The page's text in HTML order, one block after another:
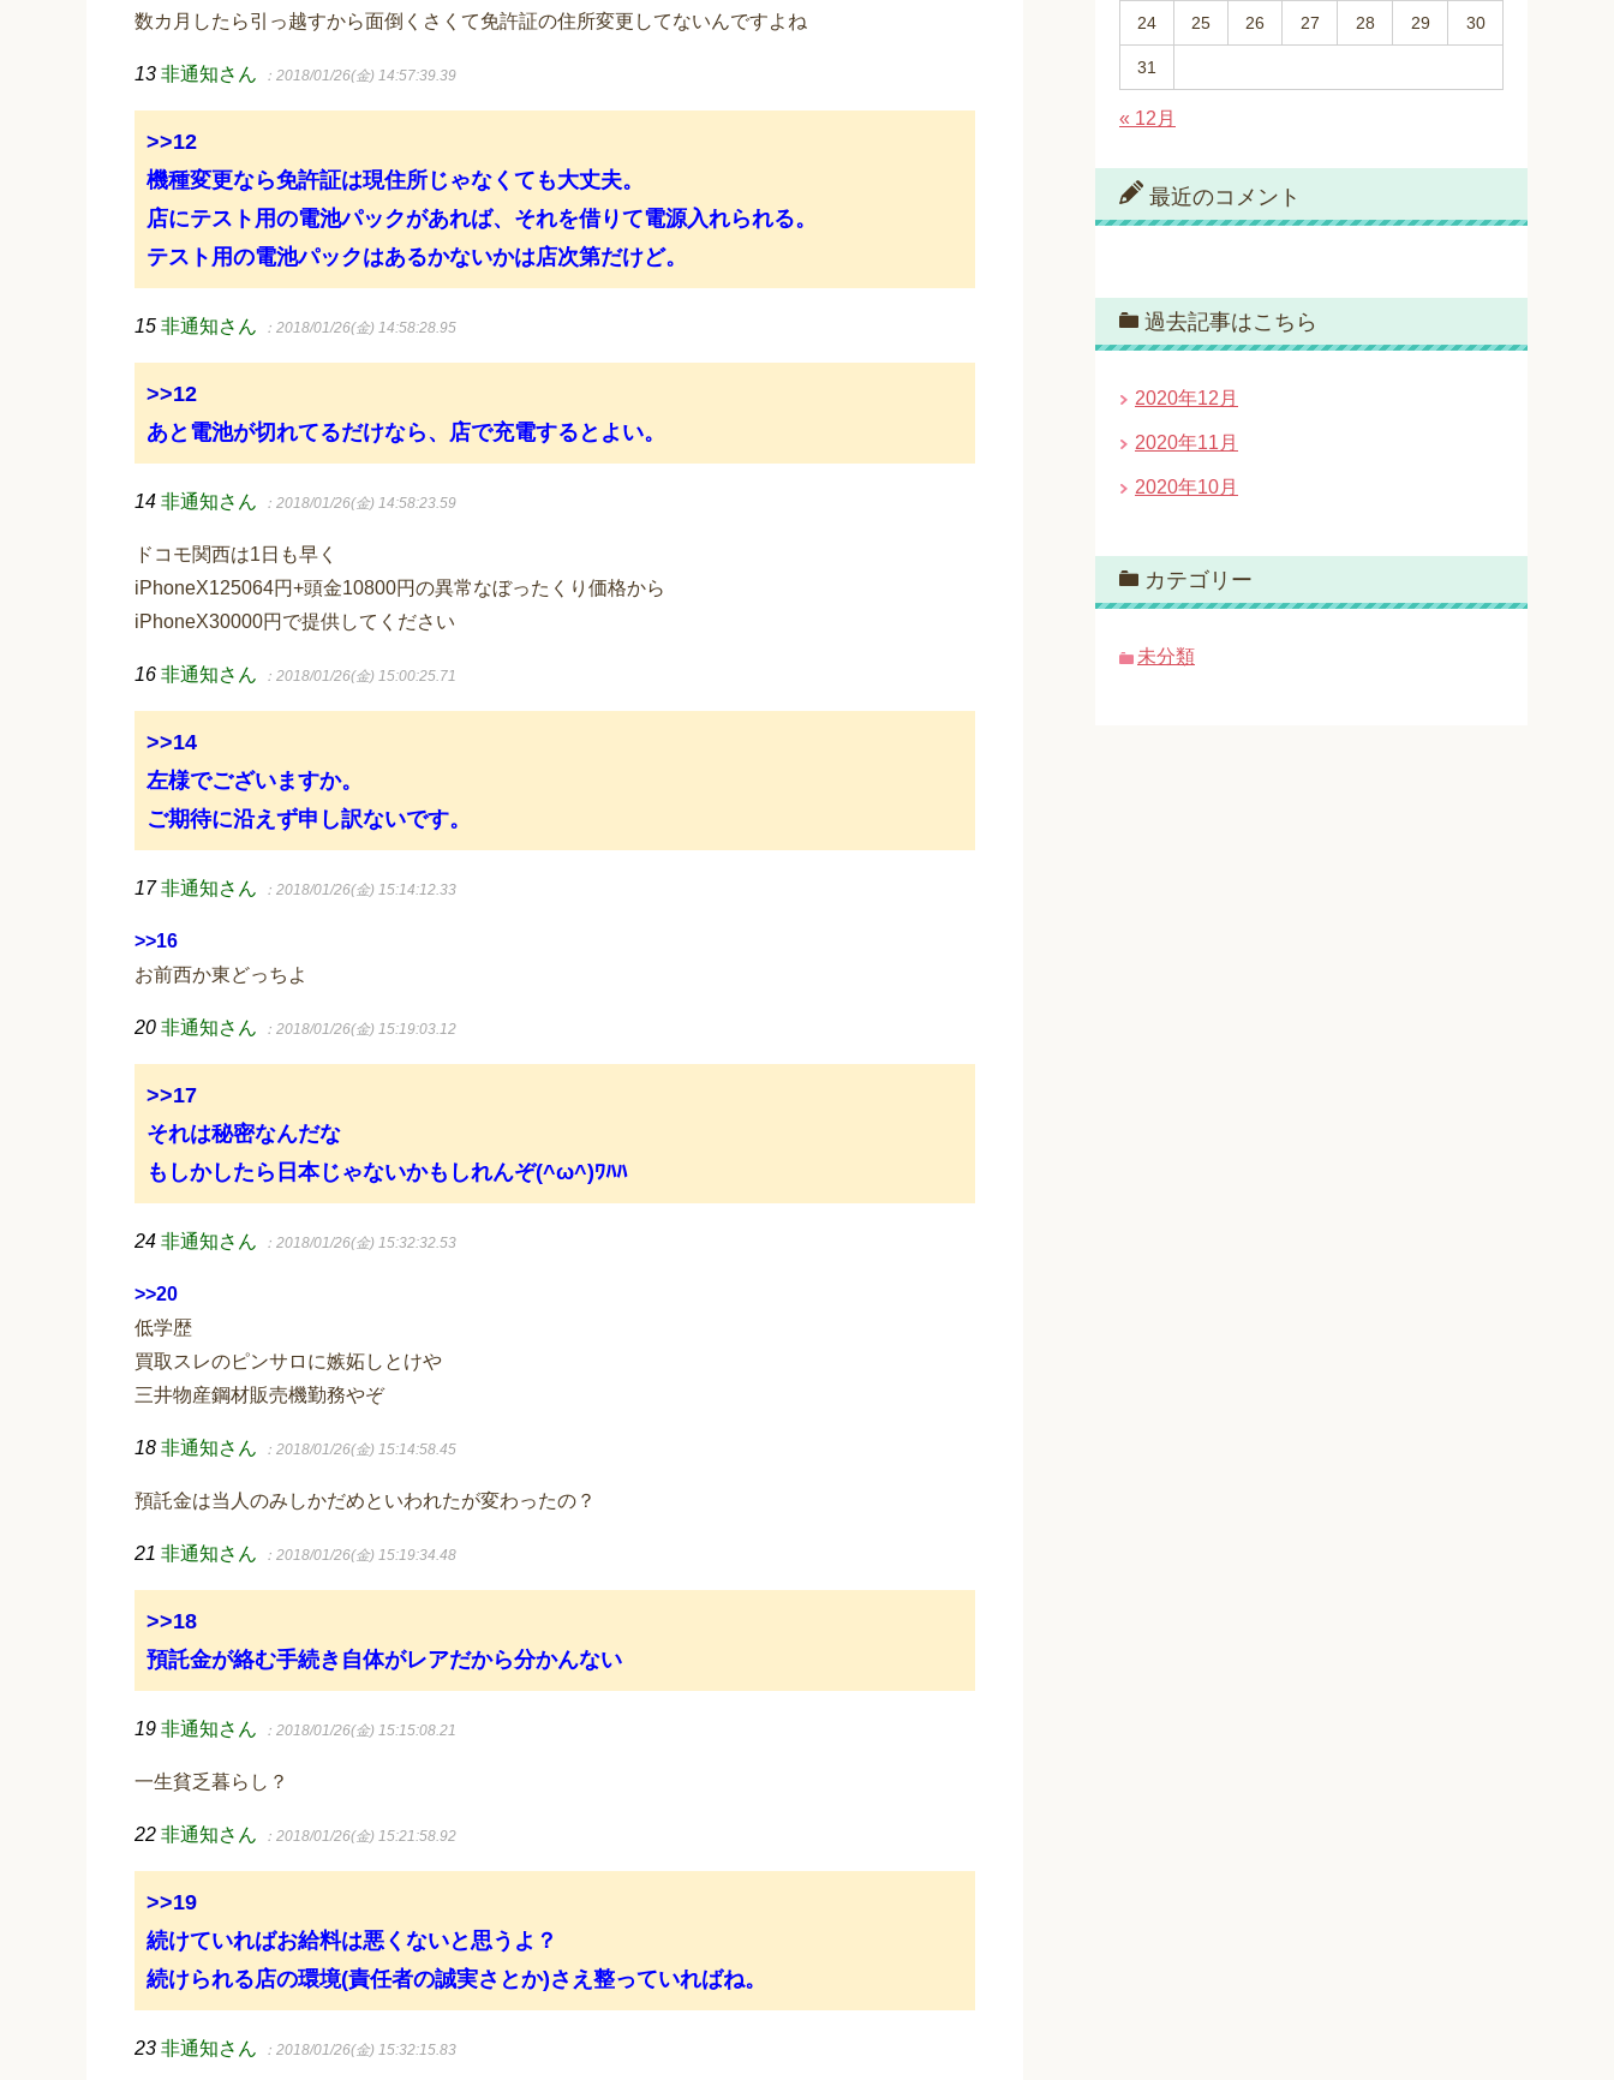
数カ月したら引っ越すから面倒くさくて免許証の住所変更してないんですよね
13 非通知さん ：2018/01/26(金) 14:57:39.39
>>12
機種変更なら免許証は現住所じゃなくても大丈夫。
店にテスト用の電池パックがあれば、それを借りて電源入れられる。
テスト用の電池パックはあるかないかは店次第だけど。
15 非通知さん ：2018/01/26(金) 14:58:28.95
>>12
あと電池が切れてるだけなら、店で充電するとよい。
14 非通知さん ：2018/01/26(金) 14:58:23.59
ドコモ関西は1日も早く
iPhoneX125064円+頭金10800円の異常なぼったくり価格から
iPhoneX30000円で提供してください
16 非通知さん ：2018/01/26(金) 15:00:25.71
>>14
左様でございますか。
ご期待に沿えず申し訳ないです。
17 非通知さん ：2018/01/26(金) 15:14:12.33
>>16
お前西か東どっちよ
20 非通知さん ：2018/01/26(金) 15:19:03.12
>>17
それは秘密なんだな
もしかしたら日本じゃないかもしれんぞ(^ω^)ﾜﾊﾊ
24 非通知さん ：2018/01/26(金) 15:32:32.53
>>20
低学歴
買取スレのピンサロに嫉妬しとけや
三井物産鋼材販売機勤務やぞ
18 非通知さん ：2018/01/26(金) 15:14:58.45
預託金は当人のみしかだめといわれたが変わったの？
21 非通知さん ：2018/01/26(金) 15:19:34.48
>>18
預託金が絡む手続き自体がレアだから分かんない
19 非通知さん ：2018/01/26(金) 15:15:08.21
一生貧乏暮らし？
22 非通知さん ：2018/01/26(金) 15:21:58.92
>>19
続けていればお給料は悪くないと思うよ？
続けられる店の環境(責任者の誠実さとか)さえ整っていればね。
23 非通知さん ：2018/01/26(金) 15:32:15.83
24 25 26 27 28 29 30
31
« 12月
最近のコメント
過去記事はこちら
2020年12月
2020年11月
2020年10月
カテゴリー
未分類